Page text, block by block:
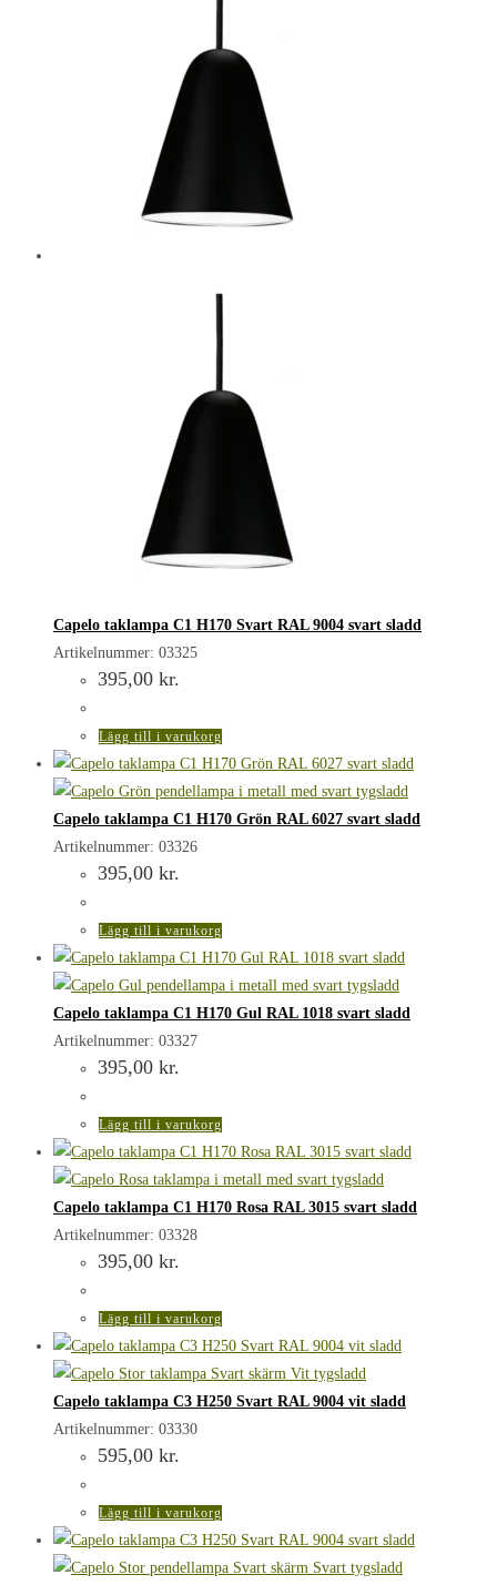
Capelo taklampa C1 H170 Svart RAL 9004 svart sladd
Artikelnummer: 03325
395,00 kr.
Lägg till i varukorg
Capelo taklampa C1 H170 Grön RAL 6027 svart sladd
Artikelnummer: 03326
395,00 kr.
Lägg till i varukorg
Capelo taklampa C1 H170 Gul RAL 1018 svart sladd
Artikelnummer: 03327
395,00 kr.
Lägg till i varukorg
Capelo taklampa C1 H170 Rosa RAL 3015 svart sladd
Artikelnummer: 03328
395,00 kr.
Lägg till i varukorg
Capelo taklampa C3 H250 Svart RAL 9004 vit sladd
Artikelnummer: 03330
595,00 kr.
Lägg till i varukorg